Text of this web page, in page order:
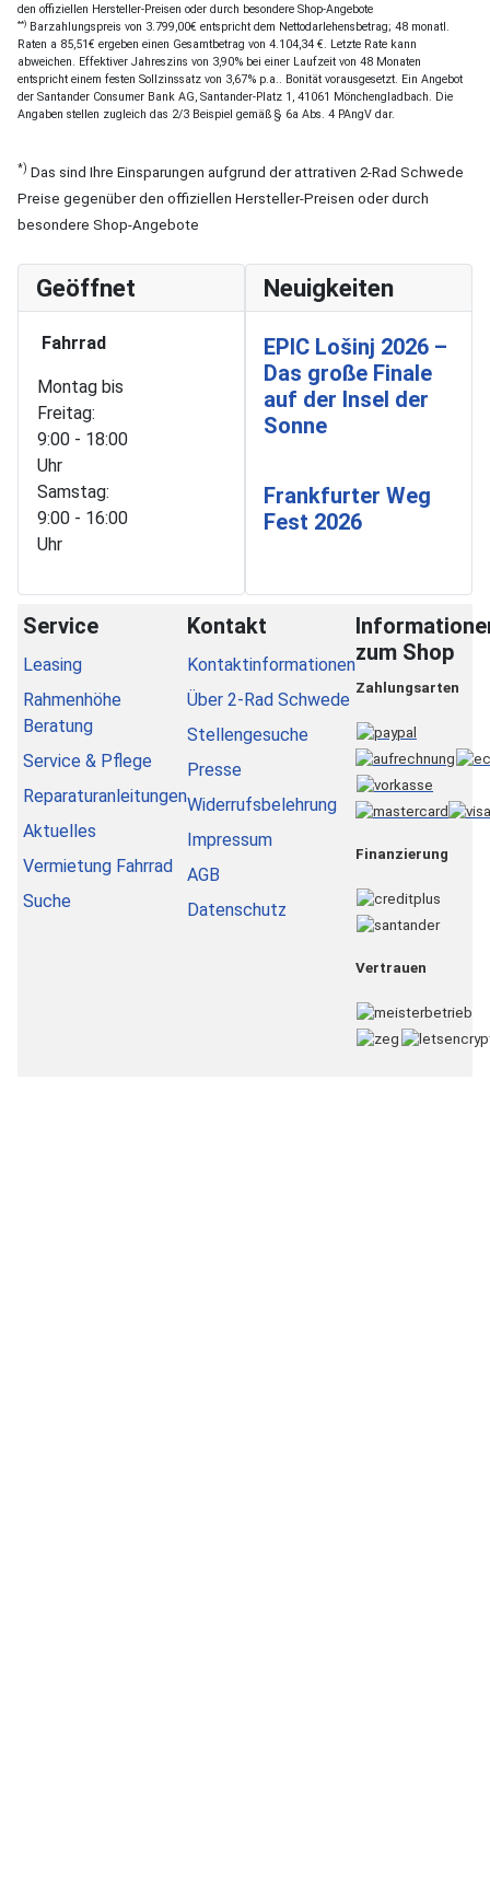
den offiziellen Hersteller-Preisen oder durch besondere Shop-Angebote
**) Barzahlungspreis von 3.799,00€ entspricht dem Nettodarlehensbetrag; 48 monatl.
Raten a 85,51€ ergeben einen Gesamtbetrag von 4.104,34 €. Letzte Rate kann
abweichen. Effektiver Jahreszins von 3,90% bei einer Laufzeit von 48 Monaten
entspricht einem festen Sollzinssatz von 3,67% p.a.. Bonität vorausgesetzt. Ein Angebot
der Santander Consumer Bank AG, Santander-Platz 1, 41061 Mönchengladbach. Die
Angaben stellen zugleich das 2/3 Beispiel gemäß § 6a Abs. 4 PAngV dar.
*) Das sind Ihre Einsparungen aufgrund der attrativen 2-Rad Schwede
Preise gegenüber den offiziellen Hersteller-Preisen oder durch
besondere Shop-Angebote
Geöffnet
Fahrrad
Montag bis
Freitag:
9:00 - 18:00
Uhr
Samstag:
9:00 - 16:00
Uhr
Neuigkeiten
EPIC Lošinj 2026 –
Das große Finale
auf der Insel der
Sonne
Frankfurter Weg
Fest 2026
Service
Leasing
Rahmenhöhe
Beratung
Service & Pflege
Reparaturanleitungen
Aktuelles
Vermietung Fahrrad
Suche
Kontakt
Kontaktinformationen
Über 2-Rad Schwede
Stellengesuche
Presse
Widerrufsbelehrung
Impressum
AGB
Datenschutz
zum Shop
Zahlungsarten
Finanzierung
Vertrauen